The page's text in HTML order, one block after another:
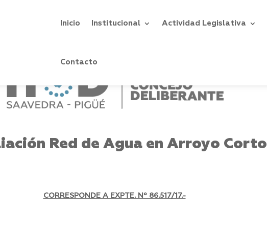
Inicio Institucional Actividad Legislativa
Contacto
Red de Agua en Arroyo Corto
CORRESPONDE A EXPTE. Nº 86.517/17.-